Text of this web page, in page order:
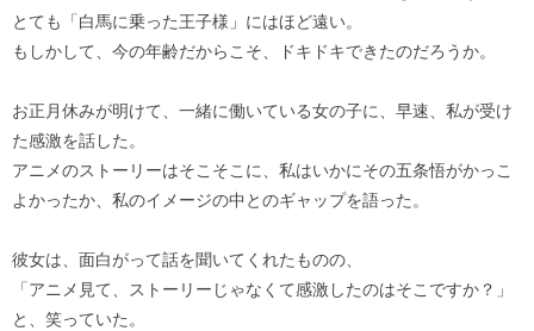
とても「白馬に乗った王子様」にはほど遠い。
もしかして、今の年齢だからこそ、ドキドキできたのだろうか。
お正月休みが明けて、一緒に働いている女の子に、早速、私が受け
た感激を話した。
アニメのストーリーはそこそこに、私はいかにその五条悟がかっこ
よかったか、私のイメージの中とのギャップを語った。
彼女は、面白がって話を聞いてくれたものの、
「アニメ見て、ストーリーじゃなくて感激したのはそこですか？」
と、笑っていた。